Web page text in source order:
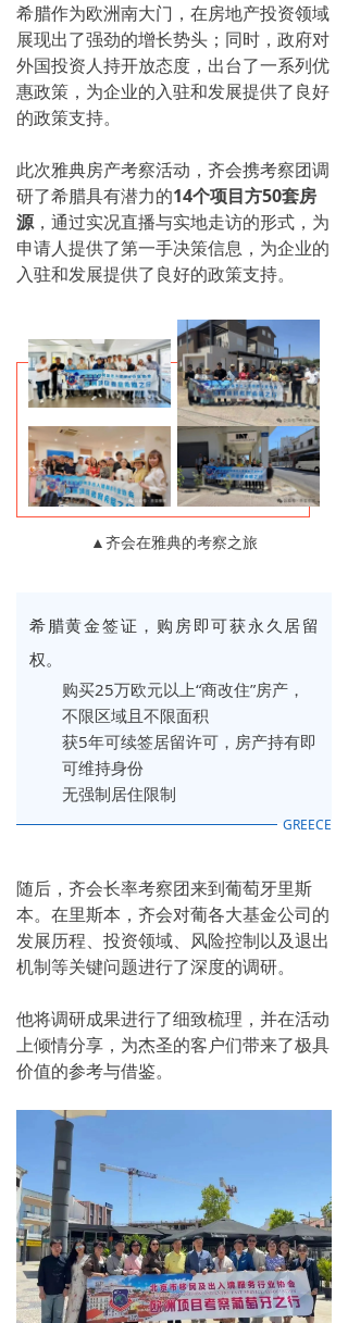
希腊作为欧洲南大门，在房地产投资领域
展现出了强劲的增长势头；同时，政府对
外国投资人持开放态度，出台了一系列优
惠政策，为企业的入驻和发展提供了良好
的政策支持。
此次雅典房产考察活动，齐会携考察团调
研了希腊具有潜力的14个项目方50套房
源，通过实况直播与实地走访的形式，为
申请人提供了第一手决策信息，为企业的
入驻和发展提供了良好的政策支持。
▲齐会在雅典的考察之旅
希腊黄金签证，购房即可获永久居留
权。
购买25万欧元以上“商改住”房产，
不限区域且不限面积
获5年可续签居留许可，房产持有即
可维持身份
无强制居住限制
GREECE
随后，齐会长率考察团来到葡萄牙里斯
本。 在里斯本，齐会对葡各大基金公司的
发展历程、投资领域、风险控制以及退出
机制等关键问题进行了深度的调研。
他将调研成果进行了细致梳理，并在活动
上倾情分享，为杰圣的客户们带来了极具
价值的参考与借鉴。